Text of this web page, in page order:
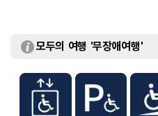
모두의 여행 '무장애여행'